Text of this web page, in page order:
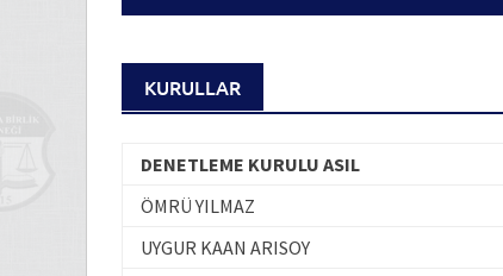
KURULLAR
DENETLEME KURULU ASIL
ÖMRÜ YILMAZ
UYGUR KAAN ARISOY